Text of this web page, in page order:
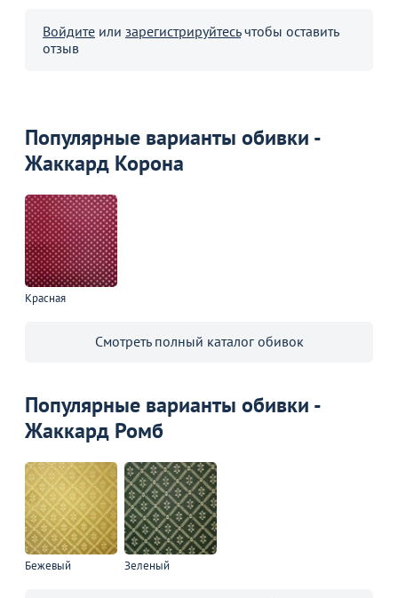
Войдите или зарегистрируйтесьчтобы оставить
отзыв
Популярные варианты обивки -
Жаккард Корона
Красная
Смотреть полный каталог обивок
Популярные варианты обивки -
Жаккард Ромб
Бежевый Зеленый